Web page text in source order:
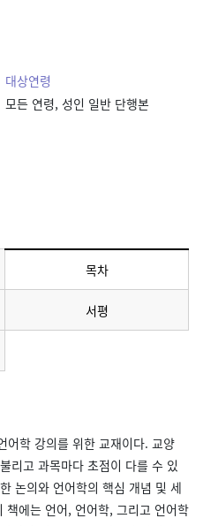
대상연령
모든 연령, 성인 일반 단행본
목차메뉴 선택됨
서평
어학 강의를 위한 교재이다. 교양
리고 과목마다 초점이 다를 수 있
논의와 언어학의 핵심 개념 및 세
에는 언어, 언어학, 그리고 언어학